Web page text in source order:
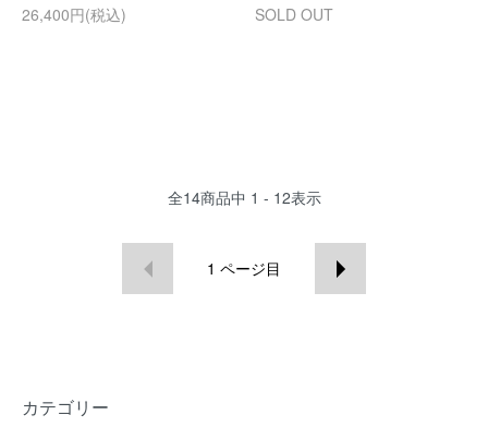
26,400円(税込) SOLD OUT
全14商品中 1 - 12表示
1 ページ目
カテゴリー